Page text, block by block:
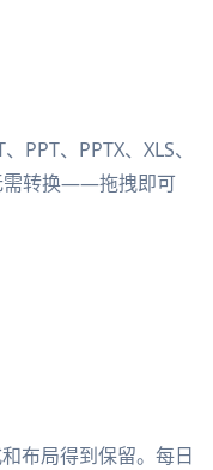
PPT、PPTX、XLS、
需转换——拖拽即可
布局得到保留。每日